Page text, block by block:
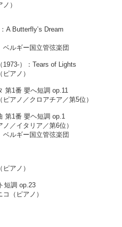
）
A Butterfly’s Dream
ベルギー国立管弦楽団
）：Tears of Lights
アノ）
第1番 嬰へ短調 op.11
アノ／クロアチア／第5位）
第1番 嬰ヘ短調 op.1
／イタリア／第6位）
ベルギー国立管弦楽団
アノ）
短調 op.23
（ピアノ）